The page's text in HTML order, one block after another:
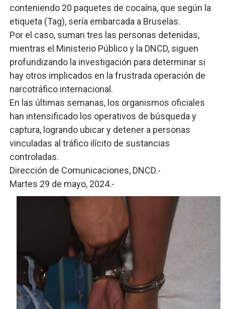
conteniendo 20 paquetes de cocaína, que según la
etiqueta (Tag), sería embarcada a Bruselas.
Por el caso, suman tres las personas detenidas,
mientras el Ministerio Público y la DNCD, siguen
profundizando la investigación para determinar si
hay otros implicados en la frustrada operación de
narcotráfico internacional.
En las últimas semanas, los organismos oficiales
han intensificado los operativos de búsqueda y
captura, logrando ubicar y detener a personas
vinculadas al tráfico ilícito de sustancias
controladas.
Dirección de Comunicaciones, DNCD.-
Martes 29 de mayo, 2024.-